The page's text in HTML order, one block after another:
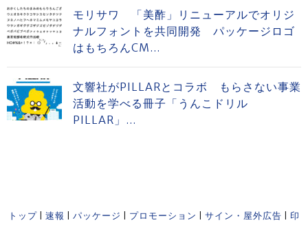
モリサワ 「美酢」リニューアルでオリジ
ナルフォントを共同開発 パッケージロゴ
はもちろんCM...
文響社がPILLARとコラボ もらさない事業
活動を学べる冊子「うんこドリル
PILLAR」...
トップ 速報 パッケージ プロモーション サイン・屋外広告 印